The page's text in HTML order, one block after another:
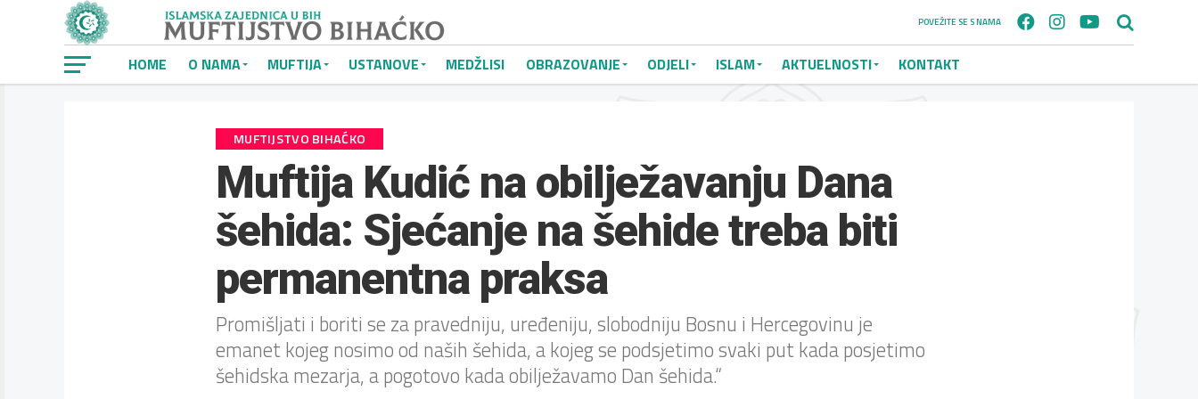
POVEŽITE SE S NAMA
HOME O NAMA MUFTIJA USTANOVE MEDŽLISI OBRAZOVANJE ODJELI ISLAM AKTUELNOSTI KONTAKT
MUFTIJSTVO BIHAĆKO
Muftija Kudić na obilježavanju Dana
šehida: Sjećanje na šehide treba biti
permanentna praksa
Promišljati i boriti se za pravedniju, uređeniju, slobodniju Bosnu i Hercegovinu je
emanet kojeg nosimo od naših šehida, a kojeg se podsjetimo svaki put kada posjetimo
šehidska mezarja, a pogotovo kada obilježavamo Dan šehida.“